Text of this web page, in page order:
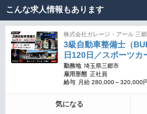
こんな求人情報もあります
株式会社ガレージ・アール 三
3級自動車整備士（
日120日／スポーツカ
勤務地 埼玉県三郷市
雇用形態 正社員
給与
月給 280,000～320,000
気になる